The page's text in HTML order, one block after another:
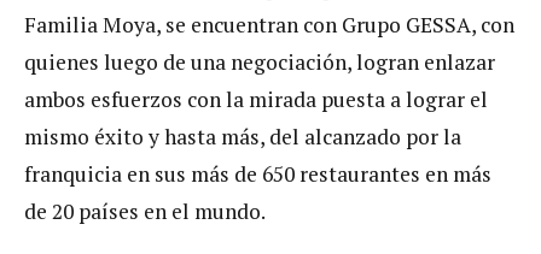
Familia Moya, se encuentran con Grupo GESSA, con
quienes luego de una negociación, logran enlazar
ambos esfuerzos con la mirada puesta a lograr el
mismo éxito y hasta más, del alcanzado por la
franquicia en sus más de 650 restaurantes en más
de 20 países en el mundo.